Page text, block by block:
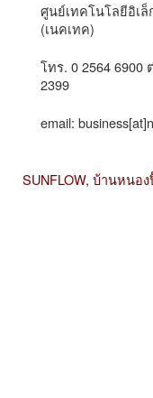
ศูนย์เทคโนโลยีอิเ
(เนคเทค)
โทร. 0 2564 6900
2399
email:
SUNFLOW, บ้านหนอง